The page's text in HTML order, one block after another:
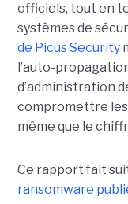
officiels, tout en
systèmes de
de Picus Security
l’auto-
d’administration
compromettre
même que le
Ce rapport fait
ransomware